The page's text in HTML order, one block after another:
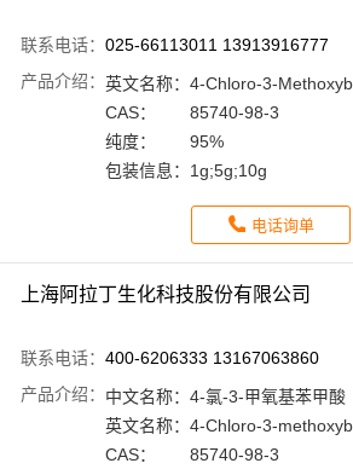
联系电话： 025-66113011 13913916777
产品介绍： 英文名称： 4-Chloro-3-
CAS：
85740-98-3
纯度：
95%
包装信息： 1g;5g;10g
电话询单
上海阿拉丁生化科技股份有限公司
联系电话： 400-6206333 13167063860
产品介绍： 中文名称： 4-氯-3-甲氧基苯甲酸
英文名称： 4-Chloro-3-
CAS：
85740-98-3